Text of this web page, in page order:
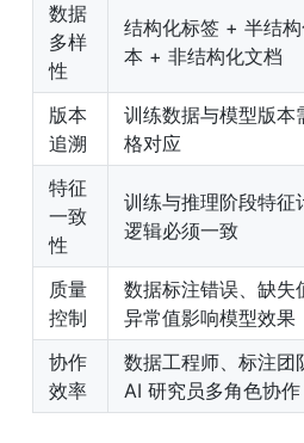
数据
多样
性
结构化标签 + 半结
本 + 非结构化文档
版本
追溯
训练数据与模型版本
格对应
特征
一致
性
训练与推理阶段特征
逻辑必须一致
质量
控制
数据标注错误、缺失
异常值影响模型效果
协作
效率
数据工程师、标注团
AI 研究员多角色协作